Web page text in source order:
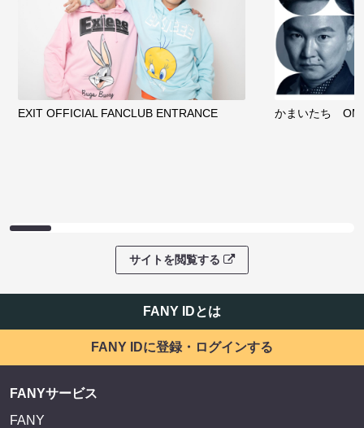
EXIT OFFICIAL FANCLUB ENTRANCE かまいたち
サイトを閲覧する
FANY IDとは
FANY IDに登録・ログインする
FANYサービス
FANY